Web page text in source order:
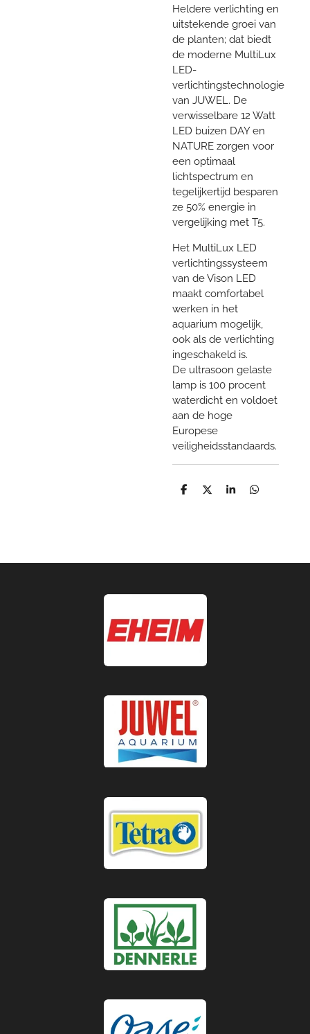
Heldere verlichting en
uitstekende groei van
de planten; dat biedt
de moderne MultiLux
LED-
verlichtingstechnologie
van JUWEL. De
verwisselbare 12 Watt
LED buizen DAY en
NATURE zorgen voor
een optimaal
lichtspectrum en
tegelijkertijd besparen
ze 50% energie in
vergelijking met T5.
Het MultiLux LED
verlichtingssysteem
van de Vison LED
maakt comfortabel
werken in het
aquarium mogelijk,
ook als de verlichting
ingeschakeld is.
De ultrasoon gelaste
lamp is 100 procent
waterdicht en voldoet
aan de hoge
Europese
veiligheidsstandaards.
D
D
S
D